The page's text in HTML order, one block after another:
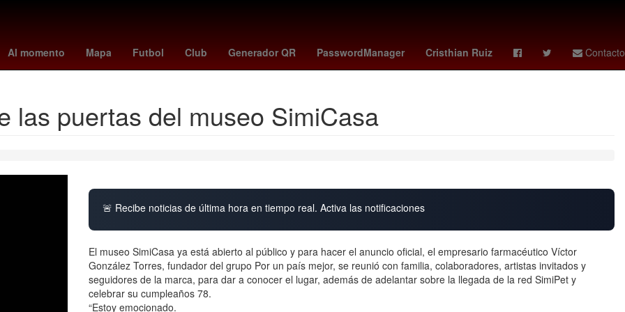
Al momento Mapa Futbol Club Generador QR PasswordManager Cristhian Ruiz Contacto
Rosario Incendio Asamblea disney plus hugo aguilar ortiz candidato Racing Club Arturo Carmona
las puertas del museo SimiCasa
🚨 Recibe noticias de última hora en tiempo real. Activa las notificaciones
El museo SimiCasa ya está abierto al público y para hacer el anuncio oficial, el empresario farmacéutico Víctor
González Torres, fundador del grupo Por un país mejor, se reunió con familia, colaboradores, artistas invitados y
seguidores de la marca, para dar a conocer el lugar, además de adelantar sobre la llegada de la red SimiPet y
celebrar su cumpleaños 78.
“Estoy emocionado.